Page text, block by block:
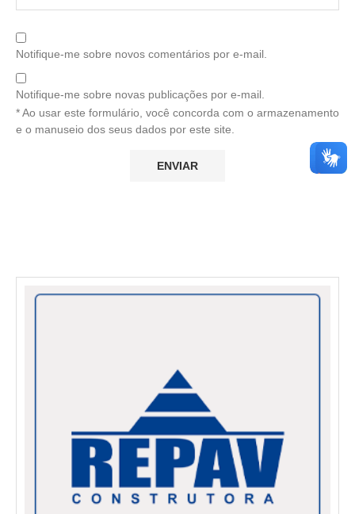
Notifique-me sobre novos comentários por e-mail.
Notifique-me sobre novas publicações por e-mail.
* Ao usar este formulário, você concorda com o armazenamento
e o manuseio dos seus dados por este site.